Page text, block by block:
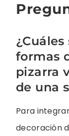
formas
pizarra
de una
Para
decoración